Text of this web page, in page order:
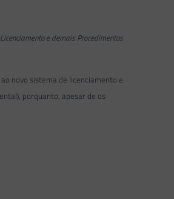
e demais Procedimentos
novo sistema de licenciamento e
porquanto, apesar de os